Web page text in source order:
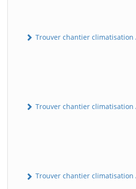
Trouver chantier climatisation
Trouver chantier climatisation
Trouver chantier climatisation